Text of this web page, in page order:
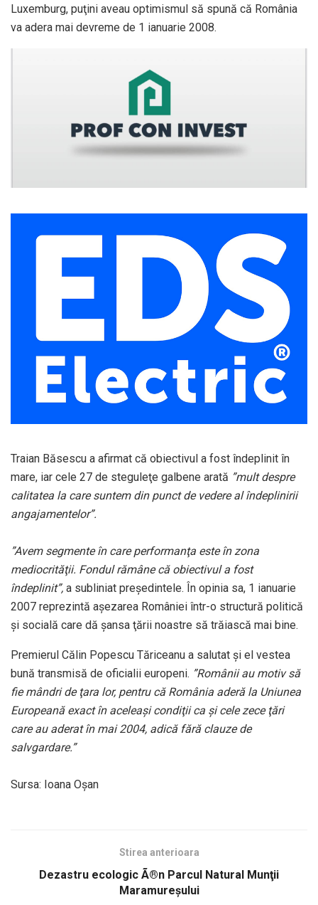
Luxemburg, puţini aveau optimismul să spună că România
va adera mai devreme de 1 ianuarie 2008.
Traian Băsescu a afirmat că obiectivul a fost îndeplinit în
mare, iar cele 27 de steguleţe galbene arată ”mult despre
calitatea la care suntem din punct de vedere al îndeplinirii
angajamentelor”.
”Avem segmente în care performanţa este în zona
mediocrităţii. Fondul rămâne că obiectivul a fost
îndeplinit”, a subliniat preşedintele. În opinia sa, 1 ianuarie
2007 reprezintă aşezarea României într-o structură politică
şi socială care dă şansa ţării noastre să trăiască mai bine.
Premierul Călin Popescu Tăriceanu a salutat şi el vestea
bună transmisă de oficialii europeni. ”Românii au motiv să
fie mândri de ţara lor, pentru că România aderă la Uniunea
Europeană exact în aceleaşi condiţii ca şi cele zece ţări
care au aderat în mai 2004, adică fără clauze de
salvgardare.”
Sursa: Ioana Oşan
Stirea anterioara
Dezastru ecologic Ã®n Parcul Natural Munţii
Maramureşului